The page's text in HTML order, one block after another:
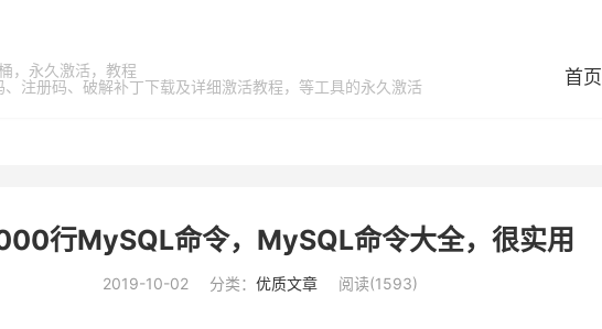
，永久激活，教程
注册码、破解补丁下载及详细激活教程，等工具的永久激活
首页
行MySQL命令，MySQL命令大全，很实用
2019-10-02 分类： 优质文章 阅读(1593)